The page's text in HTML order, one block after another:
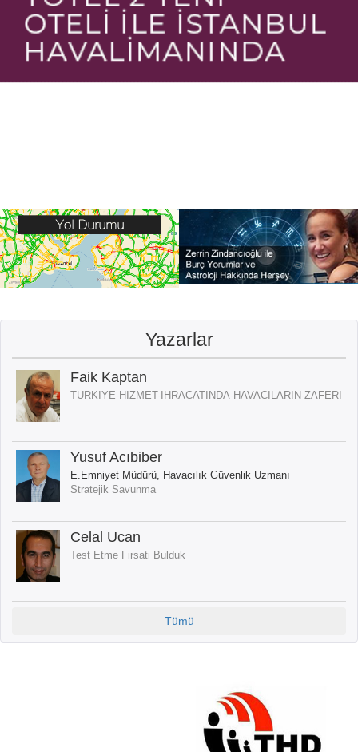
Yazarlar
Faik Kaptan
TURKIYE-HIZMET-IHRACATINDA-HAVACILARIN-ZAFERI
Yusuf Acıbiber
E.Emniyet Müdürü, Havacılık Güvenlik Uzmanı
Stratejik Savunma
Celal Ucan
Test Etme Firsati Bulduk
Tümü